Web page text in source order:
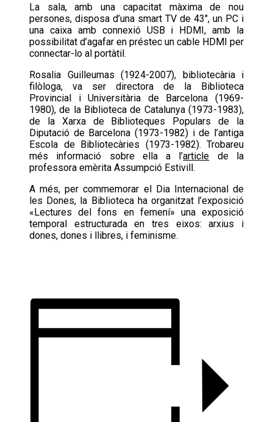
La sala, amb una capacitat màxima de nou
persones, disposa d’una smart TV de 43″, un PC i
una caixa amb connexió USB i HDMI, amb la
possibilitat d’agafar en préstec un cable HDMI per
connectar-lo al portàtil.
Rosalia Guilleumas (1924-2007), bibliotecària i
filòloga, va ser directora de la Biblioteca
Provincial i Universitària de Barcelona (1969-
1980), de la Biblioteca de Catalunya (1973-1983),
de la Xarxa de Biblioteques Populars de la
Diputació de Barcelona (1973-1982) i de l’antiga
Escola de Bibliotecàries (1973-1982). Trobareu
més informació sobre ella a l’article de la
professora emèrita Assumpció Estivill.
A més, per commemorar el Dia Internacional de
les Dones, la Biblioteca ha organitzat l’exposició
«Lectures del fons en femení» una exposició
temporal estructurada en tres eixos: arxius i
dones, dones i llibres, i feminisme.